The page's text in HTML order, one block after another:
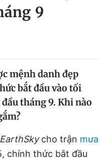
Magazine
Bạn cần biết
9
mệnh danh đẹp
bắt đầu vào tối
tháng 9. Khi nào
EarthSkycho trận mưa
chính thức bắt đầu